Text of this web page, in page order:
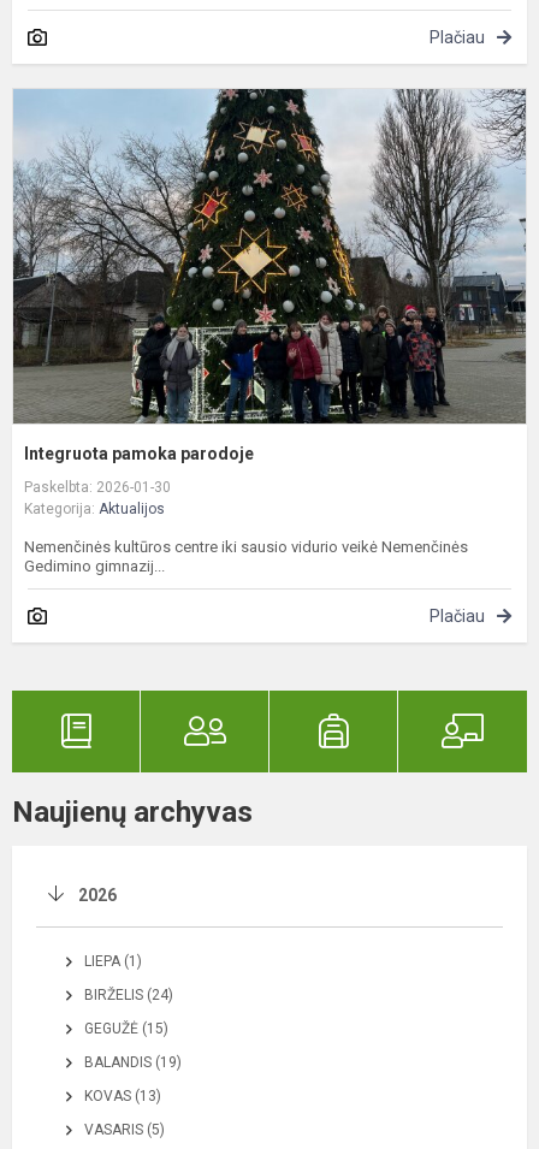
Plačiau
Integruota pamoka parodoje
Paskelbta: 2026-01-30
Kategorija: Aktualijos
Nemenčinės kultūros centre iki sausio vidurio veikė Nemenčinės
Gedimino gimnazij...
Plačiau
Naujienų archyvas
2026
LIEPA (1)
BIRŽELIS (24)
GEGUŽĖ (15)
BALANDIS (19)
KOVAS (13)
VASARIS (5)